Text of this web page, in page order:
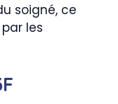
soigné, ce
les